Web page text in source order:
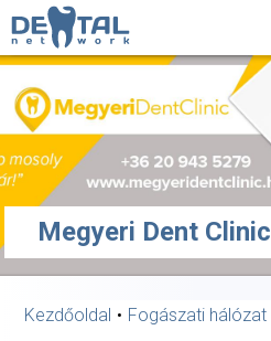
Megyeri Dent Clinic
Kezdőoldal Fogászati hálózat